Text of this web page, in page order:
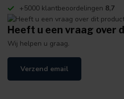
+5000 klantbeoordelingen 8,7
Heeft u een vraag over
Wij helpen u graag.
Verzend email